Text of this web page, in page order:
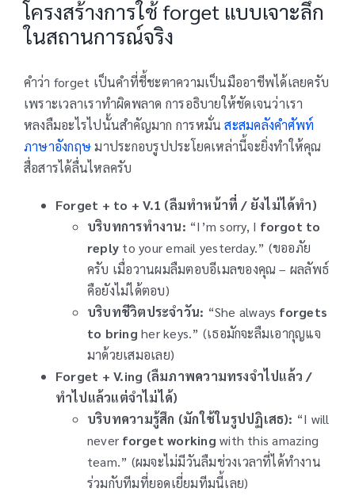
โครงสร้างการใช้ forget แบบเจาะลึก
ในสถานการณ์จริง
คำว่า forget เป็นคำที่ชี้ชะตาความเป็นมืออาชีพได้เลยครับ
เพราะเวลาเราทำผิดพลาด การอธิบายให้ชัดเจนว่าเรา
หลงลืมอะไรไปนั้นสำคัญมาก การหมั่นสะสมคลังคำศัพท์
ภาษาอังกฤษมาประกอบรูปประโยคเหล่านี้จะยิ่งทำให้คุณ
สื่อสารได้ลื่นไหลครับ
Forget + to + V.1 (ลืมทำหน้าที่ / ยังไม่ได้ทำ)
บริบทการทำงาน: “I’m sorry, I forgot to
reply to your email yesterday.” (ขออภัย
ครับ เมื่อวานผมลืมตอบอีเมลของคุณ – ผลลัพธ์
คือยังไม่ได้ตอบ)
บริบทชีวิตประจำวัน: “She always forgets
to bring her keys.” (เธอมักจะลืมเอากุญแจ
มาด้วยเสมอเลย)
Forget + V.ing (ลืมภาพความทรงจำไปแล้ว /
ทำไปแล้วแต่จำไม่ได้)
บริบทความรู้สึก (มักใช้ในรูปปฏิเสธ): “I will
never forget working with this amazing
team.” (ผมจะไม่มีวันลืมช่วงเวลาที่ได้ทำงาน
ร่วมกับทีมที่ยอดเยี่ยมทีมนี้เลย)